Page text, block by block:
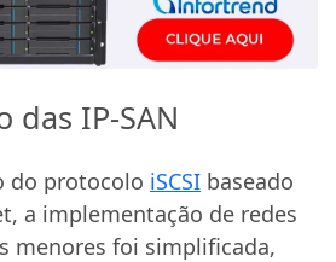
das IP-SAN
do protocolo iSCSI baseado
a implementação de redes
menores foi simplificada,